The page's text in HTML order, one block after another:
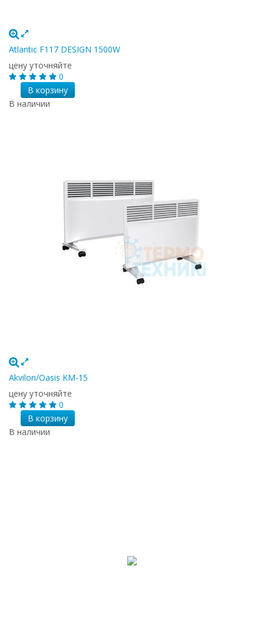
Atlantic F117 DESIGN 1500W
цену уточняйте
0
В корзину
В наличии
Akvilon/Oasis KM-15
цену уточняйте
0
В корзину
В наличии